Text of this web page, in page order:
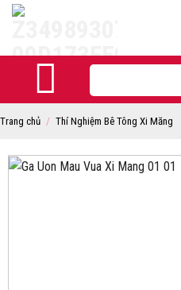
Skip
kiếm:
Trang chủ / Thí Nghiệm Bê Tông Xi Măng